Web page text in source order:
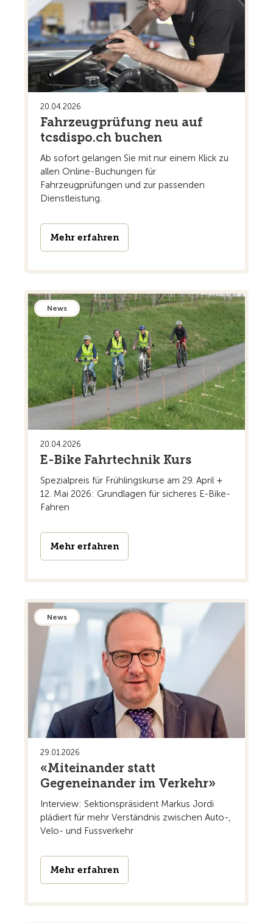
20.04.2026
Fahrzeugprüfung neu auf
tcsdispo.ch buchen
Ab sofort gelangen Sie mit nur einem Klick zu
allen Online-Buchungen für
Fahrzeugprüfungen und zur passenden
Dienstleistung.
Mehr erfahren
News
20.04.2026
E-Bike Fahrtechnik Kurs
Spezialpreis für Frühlingskurse am 29. April +
12. Mai 2026: Grundlagen für sicheres E-Bike-
Fahren
Mehr erfahren
News
29.01.2026
«Miteinander statt
Gegeneinander im Verkehr»
Interview: Sektionspräsident Markus Jordi
plädiert für mehr Verständnis zwischen Auto-,
Velo- und Fussverkehr
Mehr erfahren